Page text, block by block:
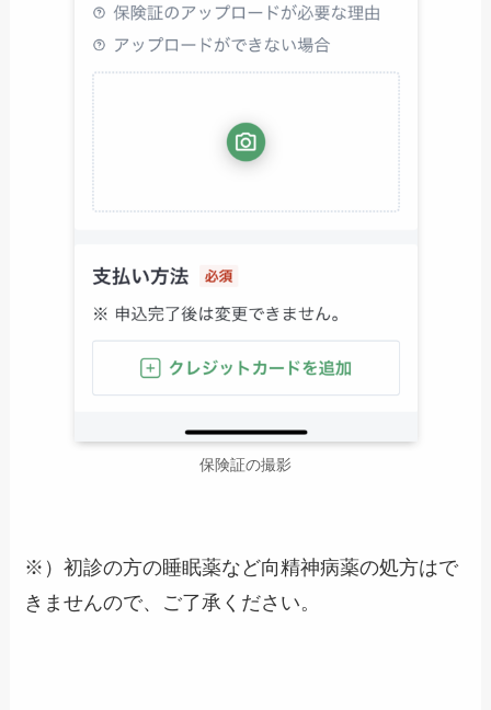
保険証の撮影
※）初診の方の睡眠薬など向精神病薬の処方はで
きませんので、ご了承ください。